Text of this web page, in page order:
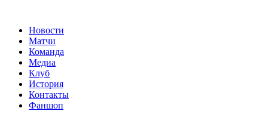
Новости
Матчи
Команда
Медиа
Клуб
История
Контакты
Фаншоп